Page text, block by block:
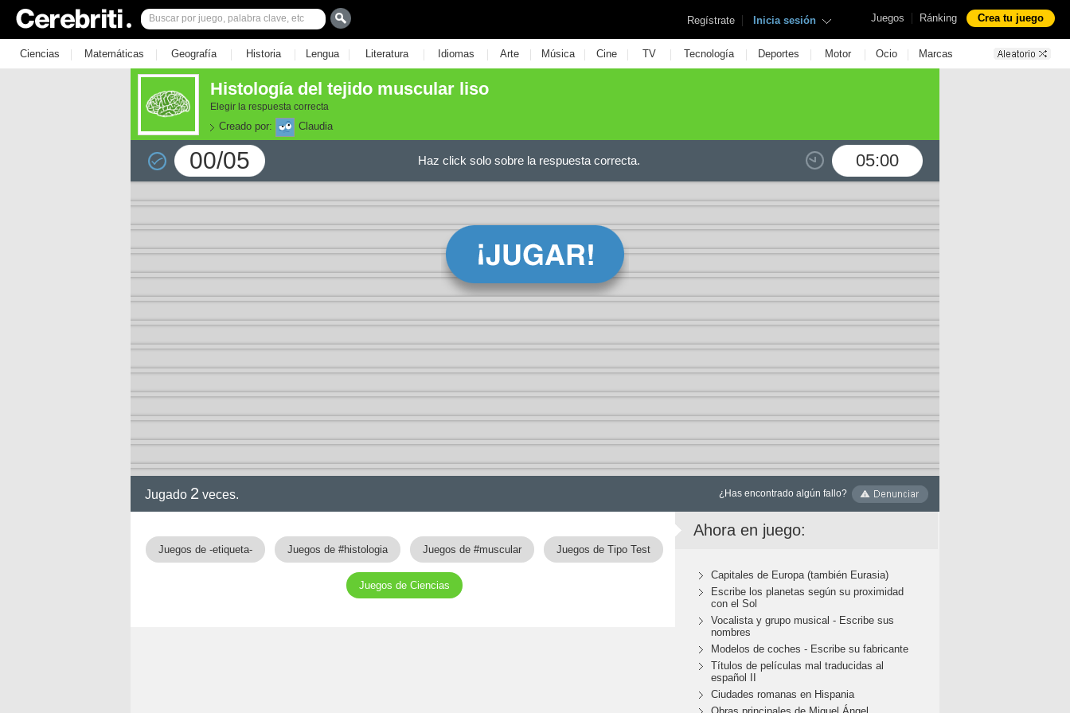
Juegos | Ránking Crea tu juego
Regístrate | Inicia sesión
Ciencias | Matemáticas | Geografía | Historia | Lengua | Literatura | Idiomas | Arte | Música | Cine | TV | Tecnología | Deportes | Motor | Ocio | Marcas
Histología del tejido muscular liso
Elegir la respuesta correcta
Creado por: Claudia
00/05 05:00
Haz click solo sobre la respuesta correcta.
Jugado 2 veces. ¿Has encontrado algún fallo?
Juegos de -etiqueta- Juegos de #histologia Juegos de #muscular Juegos de Tipo Test
Juegos de Ciencias
Ahora en juego:
Capitales de Europa (también Eurasia)
Escribe los planetas según su proximidad
con el Sol
Vocalista y grupo musical - Escribe sus
nombres
Modelos de coches - Escribe su fabricante
Títulos de películas mal traducidas al
español II
Ciudades romanas en Hispania